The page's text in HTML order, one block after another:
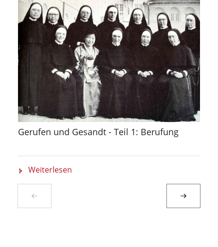
Gerufen und Gesandt - Teil 1: Berufung
Weiterlesen